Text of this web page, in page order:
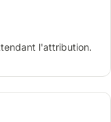
l'attribution.